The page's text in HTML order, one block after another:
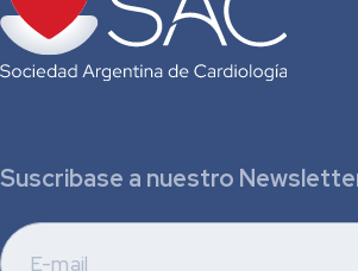
Suscribase a nuestro